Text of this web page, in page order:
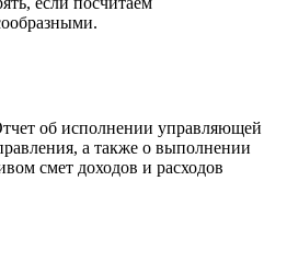
об исполнении управляющей
а также о выполнении
смет доходов и расходов